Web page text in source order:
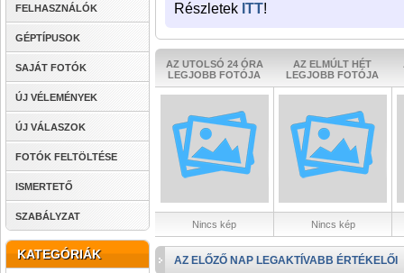
FELHASZNÁLÓK
GÉPTÍPUSOK
SAJÁT FOTÓK
ÚJ VÉLEMÉNYEK
ÚJ VÁLASZOK
FOTÓK FELTÖLTÉSE
ISMERTETŐ
SZABÁLYZAT
KATEGÓRIÁK
Részletek ITT!
AZ UTOLSÓ 24 ÓRA
LEGJOBB FOTÓJA
AZ ELMÚLT HÉT
LEGJOBB FOTÓJA
Nincs kép Nincs kép
AZ ELŐZŐ NAP LEGAKTÍVABB ÉRTÉKELŐI